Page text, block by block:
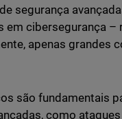
segurança
em cibersegurança –
apenas grandes
são fundamentais
como